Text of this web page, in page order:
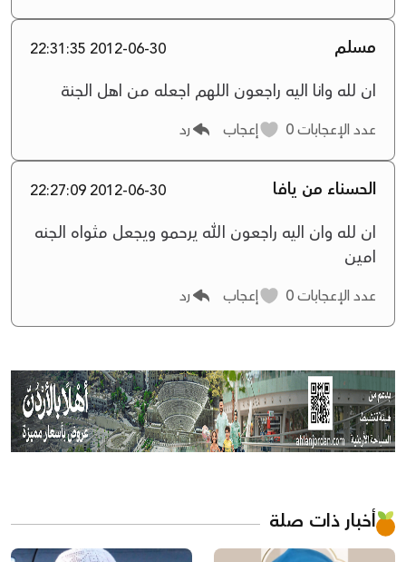
مسلم 2012-06-30 22:31:35
ان لله وانا اليه راجعون اللهم اجعله من اهل الجنة
عدد الإعجابات إعجاب رد
الحسناء من يافا 2012-06-30 22:27:09
ان لله وان اليه راجعون الله يرحمو ويجعل مثواه الجنه
امين
عدد الإعجابات إعجاب رد
أخبار ذات صلة